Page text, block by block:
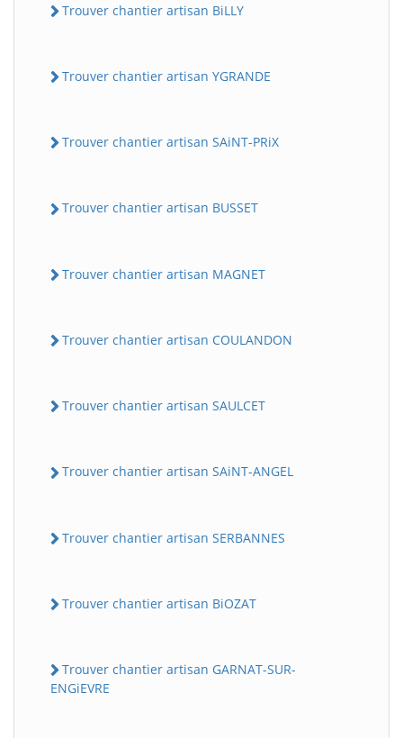
Trouver chantier artisan BiLLY
Trouver chantier artisan YGRANDE
Trouver chantier artisan SAiNT-PRiX
Trouver chantier artisan BUSSET
Trouver chantier artisan MAGNET
Trouver chantier artisan COULANDON
Trouver chantier artisan SAULCET
Trouver chantier artisan SAiNT-ANGEL
Trouver chantier artisan SERBANNES
Trouver chantier artisan BiOZAT
Trouver chantier artisan GARNAT-SUR-
ENGiEVRE